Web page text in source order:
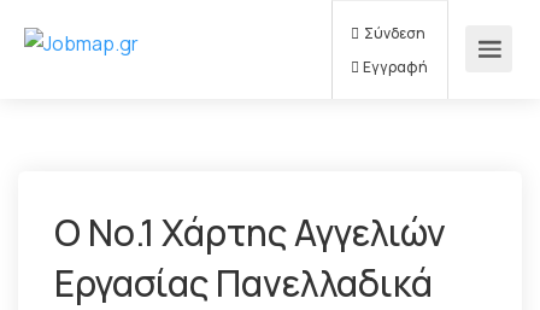
Σύνδεση
Εγγραφή
Ο Νο.1 Χάρτης Αγγελιών
Εργασίας Πανελλαδικά